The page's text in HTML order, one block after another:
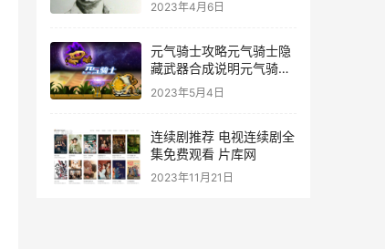
2023年4月6日
元气骑士攻略元气骑士隐
藏武器合成说明元气骑士
下载官网
2023年5月4日
连续剧推荐 电视连续剧全
集免费观看 片库网
2023年11月21日